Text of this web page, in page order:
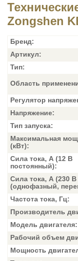
Zongshen
Бренд:
Артикул:
Тип:
Область
Регулятор
Напряжение:
Тип запуска:
Максимальная
(кВт):
Сила тока, А (12 В
постоянный):
Сила тока, А (230 В
(однофазный,
Частота тока, Гц:
Производитель
Модель двигателя:
Рабочий объем
Мощность